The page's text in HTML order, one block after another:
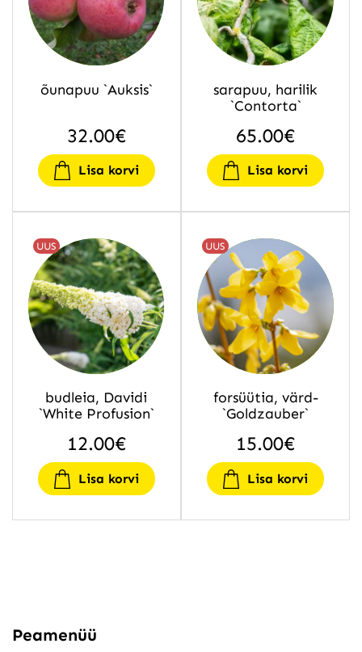
õunapuu `Auksis`
32.00€
Lisa korvi
sarapuu, harilik
`Contorta`
65.00€
Lisa korvi
UUS
budleia, Davidi
`White Profusion`
12.00€
Lisa korvi
UUS
forsüütia, värd-
`Goldzauber`
15.00€
Lisa korvi
Peamenüü